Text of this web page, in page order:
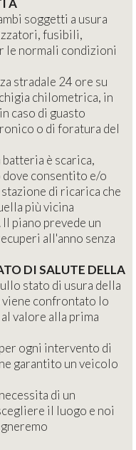
A
soggetti a usura
fusibili,
le normali condizioni
stradale 24 ore su
chilometrica, in
caso di guasto
o di foratura del
batteria è scarica,
consentito e/o
di ricarica che
più vicina
piano prevede un
all'anno senza
DI SALUTE DELLA
stato di usura della
confrontato lo
valore alla prima
per ogni intervento di
garantito un veicolo
di un
il luogo e noi